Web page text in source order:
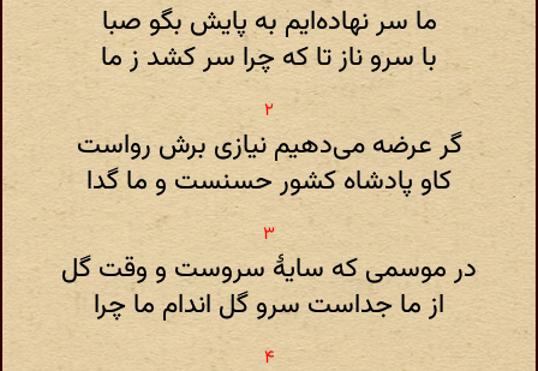
ما سر نهاده‌ایم به پایش بگو صبا
با سرو ناز تا که چرا سر کشد ز ما
گر عرضه می‌دهیم نیازی برش رواست
کاو پادشاه کشور حسنست و ما گدا
در موسمی که سایهٔ سروست و وقت گل
از ما جداست سرو گل اندام ما چرا